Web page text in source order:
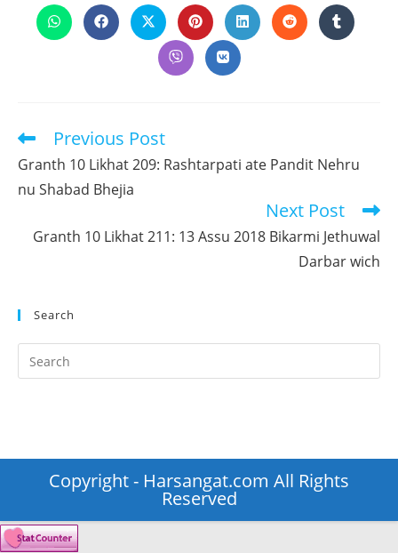
CONTENT
Opens
in
Opens
in
Opens
in
new
window
Opens
in
new
window
Opens
in
Opens
in
Opens
in
Opens
in
Opens
in
Read
articles
Previous Post
Granth 10 Likhat 209: Rashtarpati ate Pandit Nehru
nu Shabad Bhejia
Next Post
Granth 10 Likhat 211: 13 Assu 2018 Bikarmi Jethuwal
Darbar wich
Search
Copyright - Harsangat.com All Rights
Reserved